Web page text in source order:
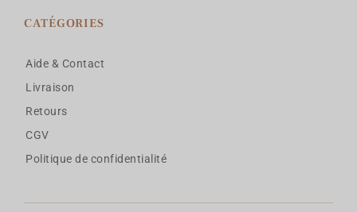
CATÉGORIES
Aide & Contact
Livraison
Retours
CGV
Politique de confidentialité